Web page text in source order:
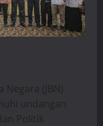
Negara (JBN)
undangan
Politik